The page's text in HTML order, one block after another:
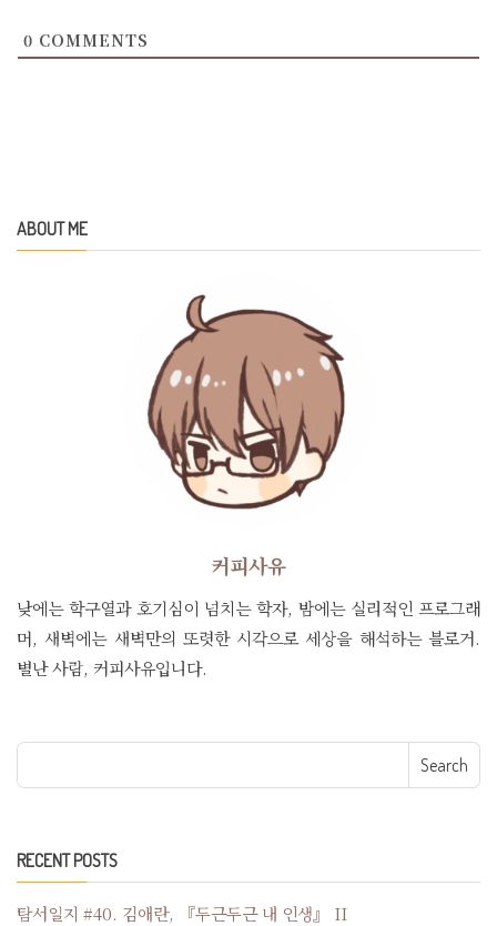
0 COMMENTS
ABOUT ME
커피사유
낮에는 학구열과 호기심이 넘치는 학자, 밤에는 실리적인 프로그래
머, 새벽에는 새벽만의 또렷한 시각으로 세상을 해석하는 블로거.
별난 사람, 커피사유입니다.
RECENT POSTS
탐서일지 #40. 김애란, 『두근두근 내 인생』 II